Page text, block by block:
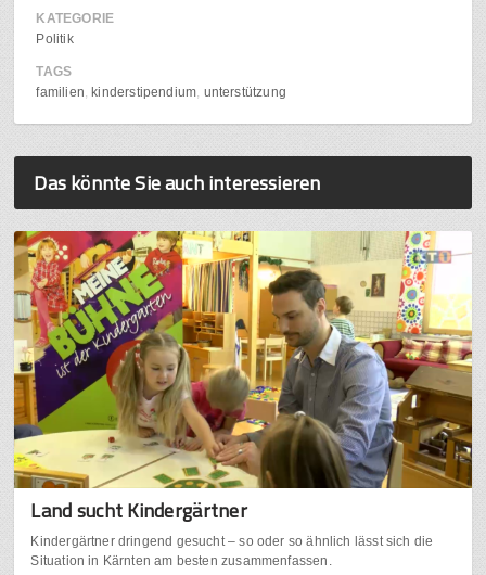
KATEGORIE
Politik
TAGS
familien
kinderstipendium unterstützung
Das könnte Sie auch interessieren
Land sucht Kindergärtner
Kindergärtner dringend gesucht – so oder so ähnlich lässt sich die
Situation in Kärnten am besten zusammenfassen.